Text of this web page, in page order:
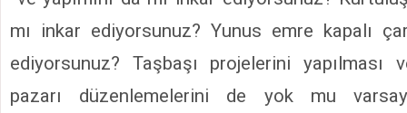
mı inkar ediyorsunuz? Yunus emre kapalı
ediyorsunuz? Taşbaşı projelerini yapılması
pazarı düzenlemelerini de yok mu